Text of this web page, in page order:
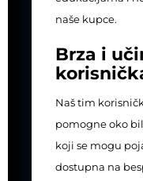
naše kupce.
Brza i
Naš tim
pomogne oko
koji se mogu
dostupna na